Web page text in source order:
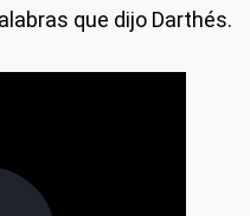
que dijo Darthés.